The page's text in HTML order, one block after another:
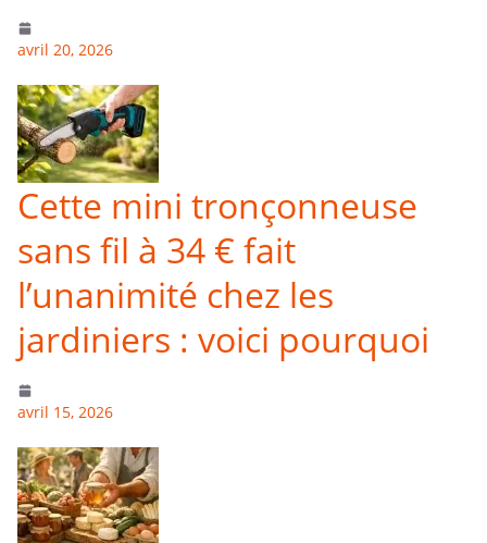
avril 20, 2026
Cette mini tronçonneuse
sans fil à 34 € fait
l’unanimité chez les
jardiniers : voici pourquoi
avril 15, 2026